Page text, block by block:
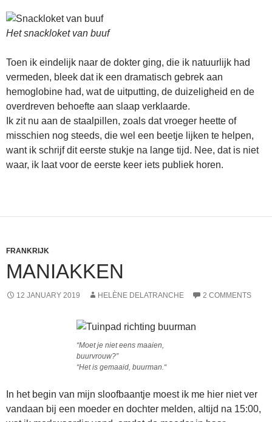
Het snackloket van buuf
Toen ik eindelijk naar de dokter ging, die ik natuurlijk had
vermeden, bleek dat ik een dramatisch gebrek aan
hemoglobine had, wat de uitputting, de duizeligheid en de
overdreven behoefte aan slaap verklaarde.
Ik zit nu aan de staalpillen, zoals dat vroeger heette of
misschien nog steeds, die wel een beetje lijken te helpen,
want ik schrijf dit eerste stukje na lange tijd. Nee, dat is niet
waar, ik laat voor de eerste keer iets publiek horen.
FRANKRIJK
MANIAKKEN
12 JANUARY 2019 HELÈNE DELATRANCHE 2 COMMENTS
“Moet je niet eens maaien,
buurvrouw?”
“Het is gemaaid, buurman.“
In het begin van mijn sloofbaantje moest ik me hier niet ver
vandaan bij een moeder en dochter melden, altijd na 15:00,